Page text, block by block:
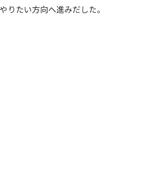
りたい方向へ進みだした。